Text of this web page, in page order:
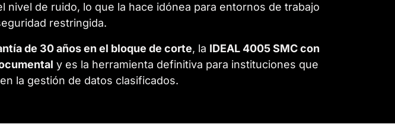
nivel de ruido, lo que la hace idónea para entornos de trabajo
restringida.
de 30 años en el bloque de corte, la IDEAL 4005 SMC con
y es la herramienta definitiva para instituciones que
la gestión de datos clasificados.